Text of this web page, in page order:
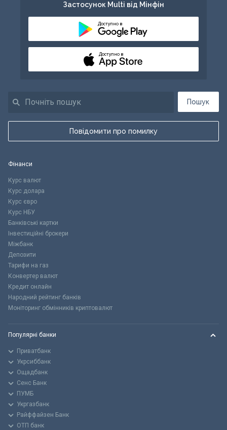
Пошук
Повідомити про помилку
Застосунок Multi від Мінфін
Доступно в
Доступно в
Фінанси
Курс валют
Курс долара
Курс євро
Курс НБУ
Банківські картки
Інвестиційні брокери
Міжбанк
Депозити
Тарифи на газ
Конвертер валют
Кредит онлайн
Народний рейтинг банків
Моніторинг обмінників криптовалют
Популярні банки
Приватбанк
Укрсиббанк
Ощадбанк
Сенс Банк
ПУМБ
Укргазбанк
Райффайзен Банк
ОТП банк